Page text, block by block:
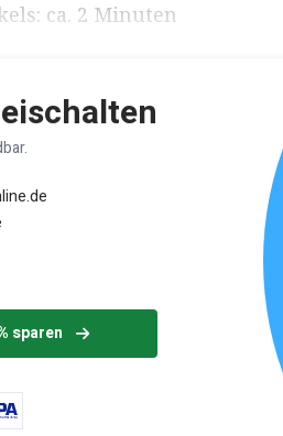
ca. 2 Minuten
sparen